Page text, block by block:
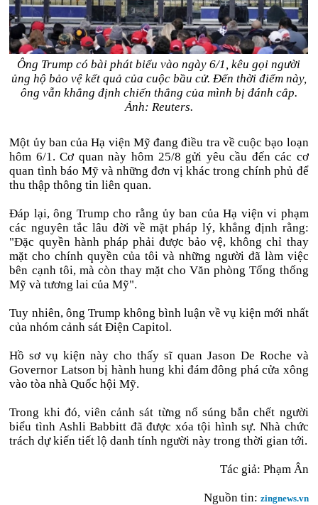
Ông Trump có bài phát biểu vào ngày 6/1, kêu gọi người
ủng hộ bảo vệ kết quả của cuộc bầu cử. Đến thời điểm này,
ông vẫn khẳng định chiến thắng của mình bị đánh cắp.
Ảnh: Reuters.
Một ủy ban của Hạ viện Mỹ đang điều tra về cuộc bạo loạn
hôm 6/1. Cơ quan này hôm 25/8 gửi yêu cầu đến các cơ
quan tình báo Mỹ và những đơn vị khác trong chính phủ để
thu thập thông tin liên quan.
Đáp lại, ông Trump cho rằng ủy ban của Hạ viện vi phạm
các nguyên tắc lâu đời về mặt pháp lý, khẳng định rằng:
"Đặc quyền hành pháp phải được bảo vệ, không chỉ thay
mặt cho chính quyền của tôi và những người đã làm việc
bên cạnh tôi, mà còn thay mặt cho Văn phòng Tổng thống
Mỹ và tương lai của Mỹ".
Tuy nhiên, ông Trump không bình luận về vụ kiện mới nhất
của nhóm cảnh sát Điện Capitol.
Hồ sơ vụ kiện này cho thấy sĩ quan Jason De Roche và
Governor Latson bị hành hung khi đám đông phá cửa xông
vào tòa nhà Quốc hội Mỹ.
Trong khi đó, viên cảnh sát từng nổ súng bắn chết người
biểu tình Ashli Babbitt đã được xóa tội hình sự. Nhà chức
trách dự kiến tiết lộ danh tính người này trong thời gian tới.
Tác giả: Phạm Ân
Nguồn tin: zingnews.vn